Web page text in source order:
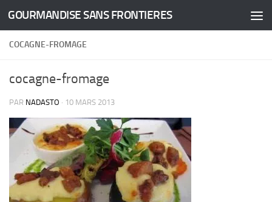
Skip to content
GOURMANDISE SANS FRONTIERES
COCAGNE-FROMAGE
cocagne-fromage
PAR NADASTO · 10 MARS 2013